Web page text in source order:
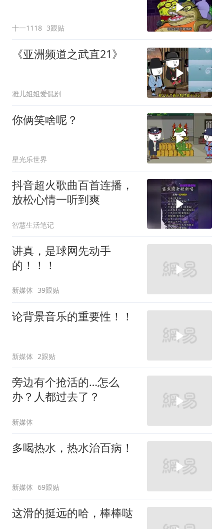
十一1118 3跟贴
《亚洲频道之武直21》
雅儿姐姐爱侃剧
你俩笑啥呢？
星光乐世界
抖音超火歌曲百首连播，
放松心情一听到爽
智慧生活笔记
讲真，是球网先动手
的！！！
新媒体 39跟贴
论背景音乐的重要性！！
新媒体 2跟贴
旁边有个抢活的…怎么
办？人都过去了？
新媒体
多喝热水，热水治百病！
新媒体 69跟贴
这滑的挺远的哈，棒棒哒